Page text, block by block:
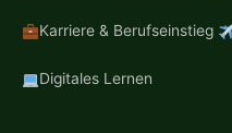
Karriere & Berufseinstieg
Digitales Lernen